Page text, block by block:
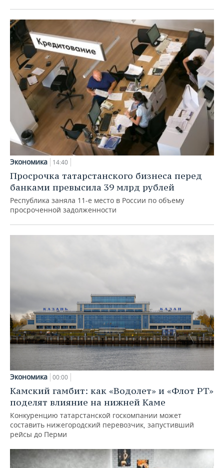
Экономика 14:40
Просрочка татарстанского бизнеса перед
банками превысила 39 млрд рублей
Республика заняла 11-е место в России по объему
просроченной задолженности
Экономика 00:00
Камский гамбит: как «Водолет» и «Флот РТ»
поделят влияние на нижней Каме
Конкуренцию татарстанской госкомпании может
составить нижегородский перевозчик, запустивший
рейсы до Перми